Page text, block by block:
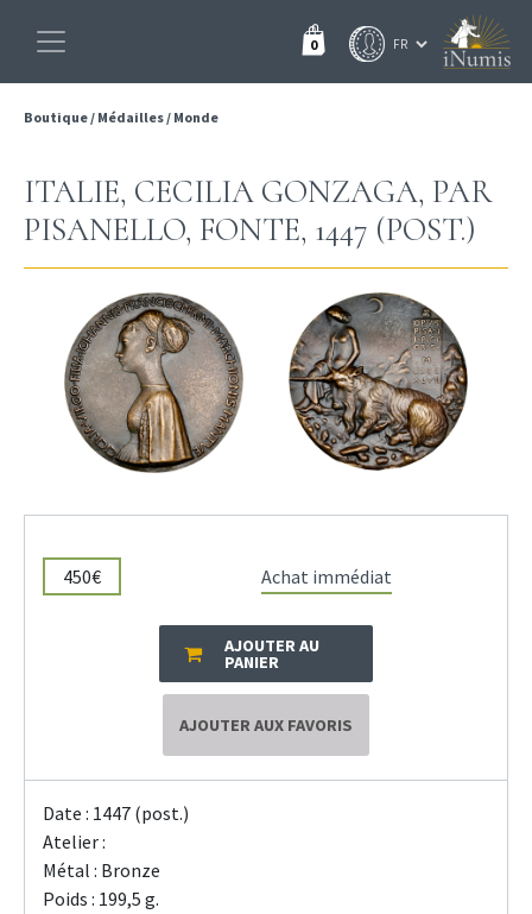
0
Boutique/ Médailles/ Monde
ITALIE, CECILIA GONZAGA, PAR
PISANELLO, FONTE, 1447 (POST.)
450€ Achat immédiat
AJOUTER AU
PANIER
AJOUTER AUX FAVORIS
Date : 1447 (post.)
Atelier :
Métal : Bronze
Poids : 199,5 g.